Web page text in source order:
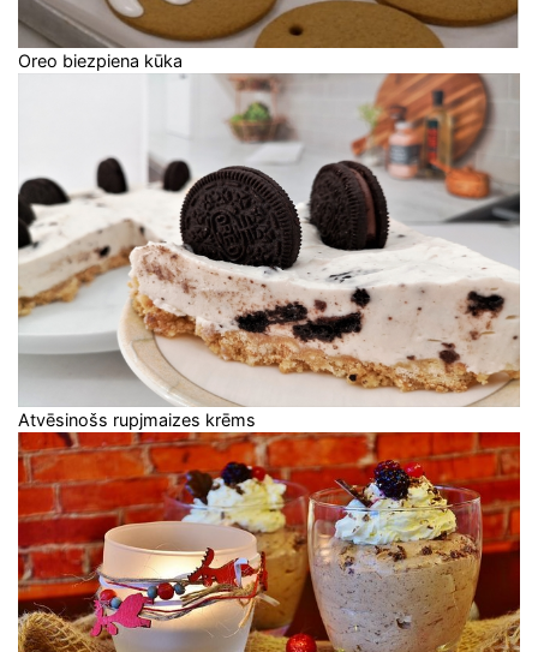
Oreo biezpiena kūka
Atvēsinošs rupjmaizes krēms